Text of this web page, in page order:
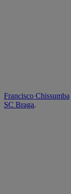
Francisco Chissumba
SC Braga.